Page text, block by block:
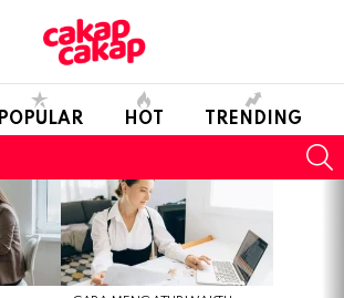
POPULAR HOT TRENDING